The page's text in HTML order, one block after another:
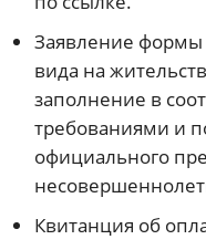
Заявление формы
вида на
заполнение в
требованиями и
официального
Квитанция об